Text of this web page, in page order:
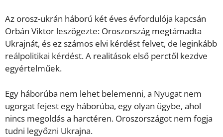
Az orosz-ukrán háború két éves évfordulója kapcsán
Orbán Viktor leszögezte: Oroszország megtámadta
Ukrajnát, és ez számos elvi kérdést felvet, de leginkább
reálpolitikai kérdést. A realitások első perctől kezdve
egyértelműek.
Egy háborúba nem lehet belemenni, a Nyugat nem
ugorgat fejest egy háborúba, egy olyan ügybe, ahol
nincs megoldás a harctéren. Oroszországot nem fogja
tudni legyőzni Ukrajna.